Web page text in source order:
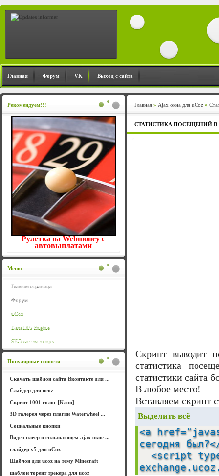
Главная Форум VK Выход с сайта
Главная » Ajax окна для uCoz »
СТАТИСТИКА ПОСЕЩЕНИЙ В
Скрипт выводит
статистика
статистики сайта
В любое место!
Вставляем скрипт
Выделить всё
<a
сегодня
<script
Рекомендуем!!!
Рулетка на Webmoney с
автовыплатами
Меню
Главная страница
Форум
uCoz
DataLife Engine
SEO оптимизация
Популярные новости
Скачать шаблон сайта Вконтакте для ...
Слайдер для ucoz
Скрипт 1001 голос [Клон]
3D галерея через плагин Waterwheel ...
Социальные кнопки
Видео плеер в сплывающем ajax окне ...
слайдер v5 для uCoz
Шаблон для ucoz на тему Minecraft
шаблон торент трекера для ucoz